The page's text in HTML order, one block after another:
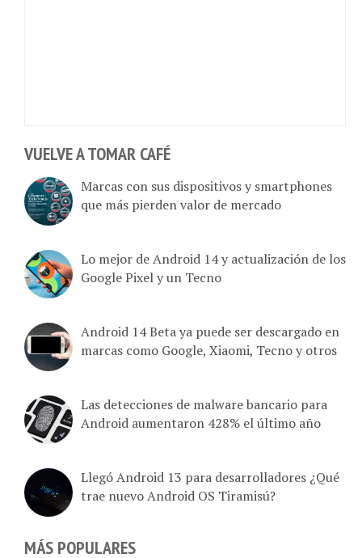
que más pierden valor de mercado
Google Pixel y un Tecno
marcas como Google, Xiaomi, Tecno y otros
Android aumentaron 428% el último año
trae nuevo Android OS Tiramisú?